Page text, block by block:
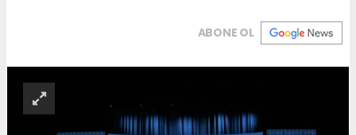
ABONE OL